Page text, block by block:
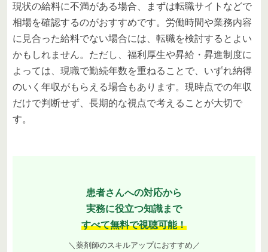
現状の給料に不満がある場合、まずは転職サイトなどで
相場を確認するのがおすすめです。労働時間や業務内容
に見合った給料でない場合には、転職を検討するとよい
かもしれません。ただし、福利厚生や昇給・昇進制度に
よっては、現職で勤続年数を重ねることで、いずれ納得
のいく年収がもらえる場合もあります。現時点での年収
だけで判断せず、長期的な視点で考えることが大切で
す。
患者さんへの対応から
実務に役立つ知識まで
すべて無料で視聴可能！
＼薬剤師のスキルアップにおすすめ／